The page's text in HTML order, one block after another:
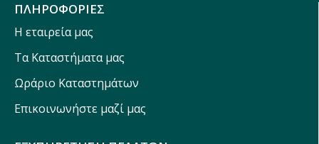
ΠΛΗΡΟΦΟΡΙΕΣ
Η εταιρεία μας
Τα Καταστήματα μας
Ωράριο Καταστημάτων
Επικοινωνήστε μαζί μας